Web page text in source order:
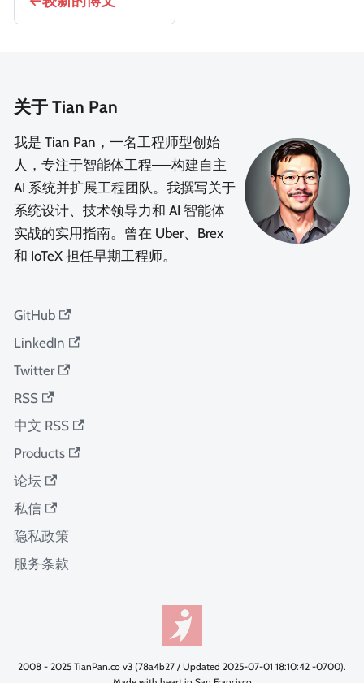
关于 Tian Pan
我是 Tian Pan，一名工程师型创始
人，专注于智能体工程——构建自主
AI 系统并扩展工程团队。我撰写关于
系统设计、技术领导力和 AI 智能体
实战的实用指南。曾在 Uber、Brex
和 IoTeX 担任早期工程师。
GitHub
LinkedIn
Twitter
RSS
中文 RSS
Products
论坛
私信
隐私政策
服务条款
2008 - 2025 TianPan.co v3 (78a4b27 / Updated 2025-07-01 18:10:42 -0700).